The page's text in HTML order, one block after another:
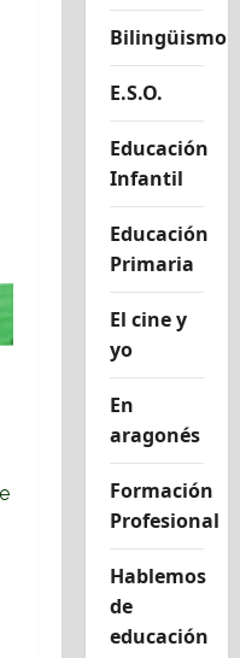
Bilingüismo
E.S.O.
Educación
Infantil
Educación
Primaria
El cine y
yo
En
aragonés
Formación
Profesional
Hablemos
de
educación